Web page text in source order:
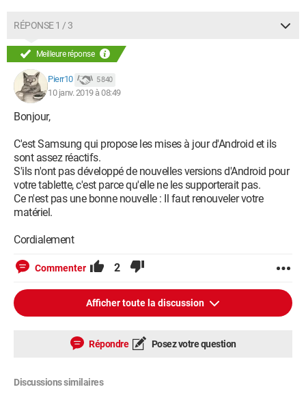
RÉPONSE 1 / 3
Meilleure réponse
Pierr10 5 840
10 janv. 2019 à 08:49
Bonjour,
C'est Samsung qui propose les mises à jour d'Android et ils
sont assez réactifs.
S'ils n'ont pas développé de nouvelles versions d'Android pour
votre tablette, c'est parce qu'elle ne les supporterait pas.
Ce n'est pas une bonne nouvelle : Il faut renouveler votre
matériel.
Cordialement
Commenter 2
Afficher toute la discussion
Répondre Posez votre question
Discussions similaires